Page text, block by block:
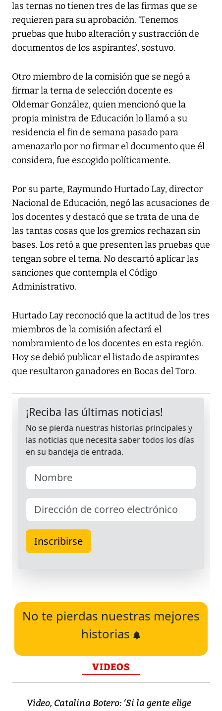
las ternas no tienen tres de las firmas que se
requieren para su aprobación. ‘Tenemos
pruebas que hubo alteración y sustracción de
documentos de los aspirantes’, sostuvo.
Otro miembro de la comisión que se negó a
firmar la terna de selección docente es
Oldemar González, quien mencionó que la
propia ministra de Educación lo llamó a su
residencia el fin de semana pasado para
amenazarlo por no firmar el documento que él
considera, fue escogido políticamente.
Por su parte, Raymundo Hurtado Lay, director
Nacional de Educación, negó las acusaciones de
los docentes y destacó que se trata de una de
las tantas cosas que los gremios rechazan sin
bases. Los retó a que presenten las pruebas que
tengan sobre el tema. No descartó aplicar las
sanciones que contempla el Código
Administrativo.
Hurtado Lay reconoció que la actitud de los tres
miembros de la comisión afectará el
nombramiento de los docentes en esta región.
Hoy se debió publicar el listado de aspirantes
que resultaron ganadores en Bocas del Toro.
No te pierdas nuestras mejores
historias
VIDEOS
Video, Catalina Botero: ‘Si la gente elige